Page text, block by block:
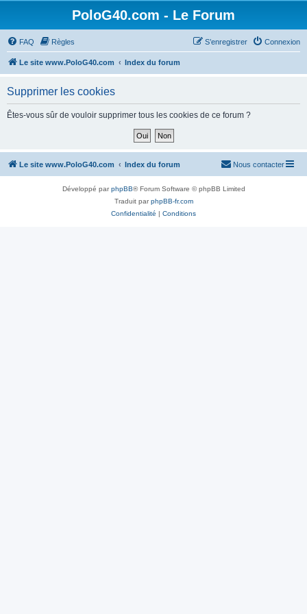
PoloG40.com - Le Forum
FAQ Règles Connexion
S’enregistrer
Le site www.PoloG40.com Index du forum
Supprimer les cookies
Êtes-vous sûr de vouloir supprimer tous les cookies de ce forum ?
Le site www.PoloG40.com Index du forum Nous contacter
Développé parphpBB® Forum Software © phpBB Limited
Traduit parphpBB-fr.com
Confidentialité | Conditions